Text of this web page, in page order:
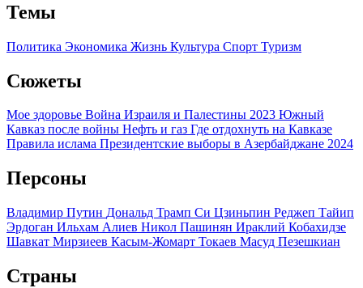
Темы
Политика Экономика Жизнь Культура Спорт Туризм
Сюжеты
Мое здоровье Война Израиля и Палестины 2023 Южный
Кавказ после войны Нефть и газ Где отдохнуть на Кавказе
Правила ислама Президентские выборы в Азербайджане 2024
Персоны
Владимир Путин Дональд Трамп Си Цзиньпин Реджеп Тайип
Эрдоган Ильхам Алиев Никол Пашинян Ираклий Кобахидзе
Шавкат Мирзиеев Касым-Жомарт Токаев Масуд Пезешкиан
Страны